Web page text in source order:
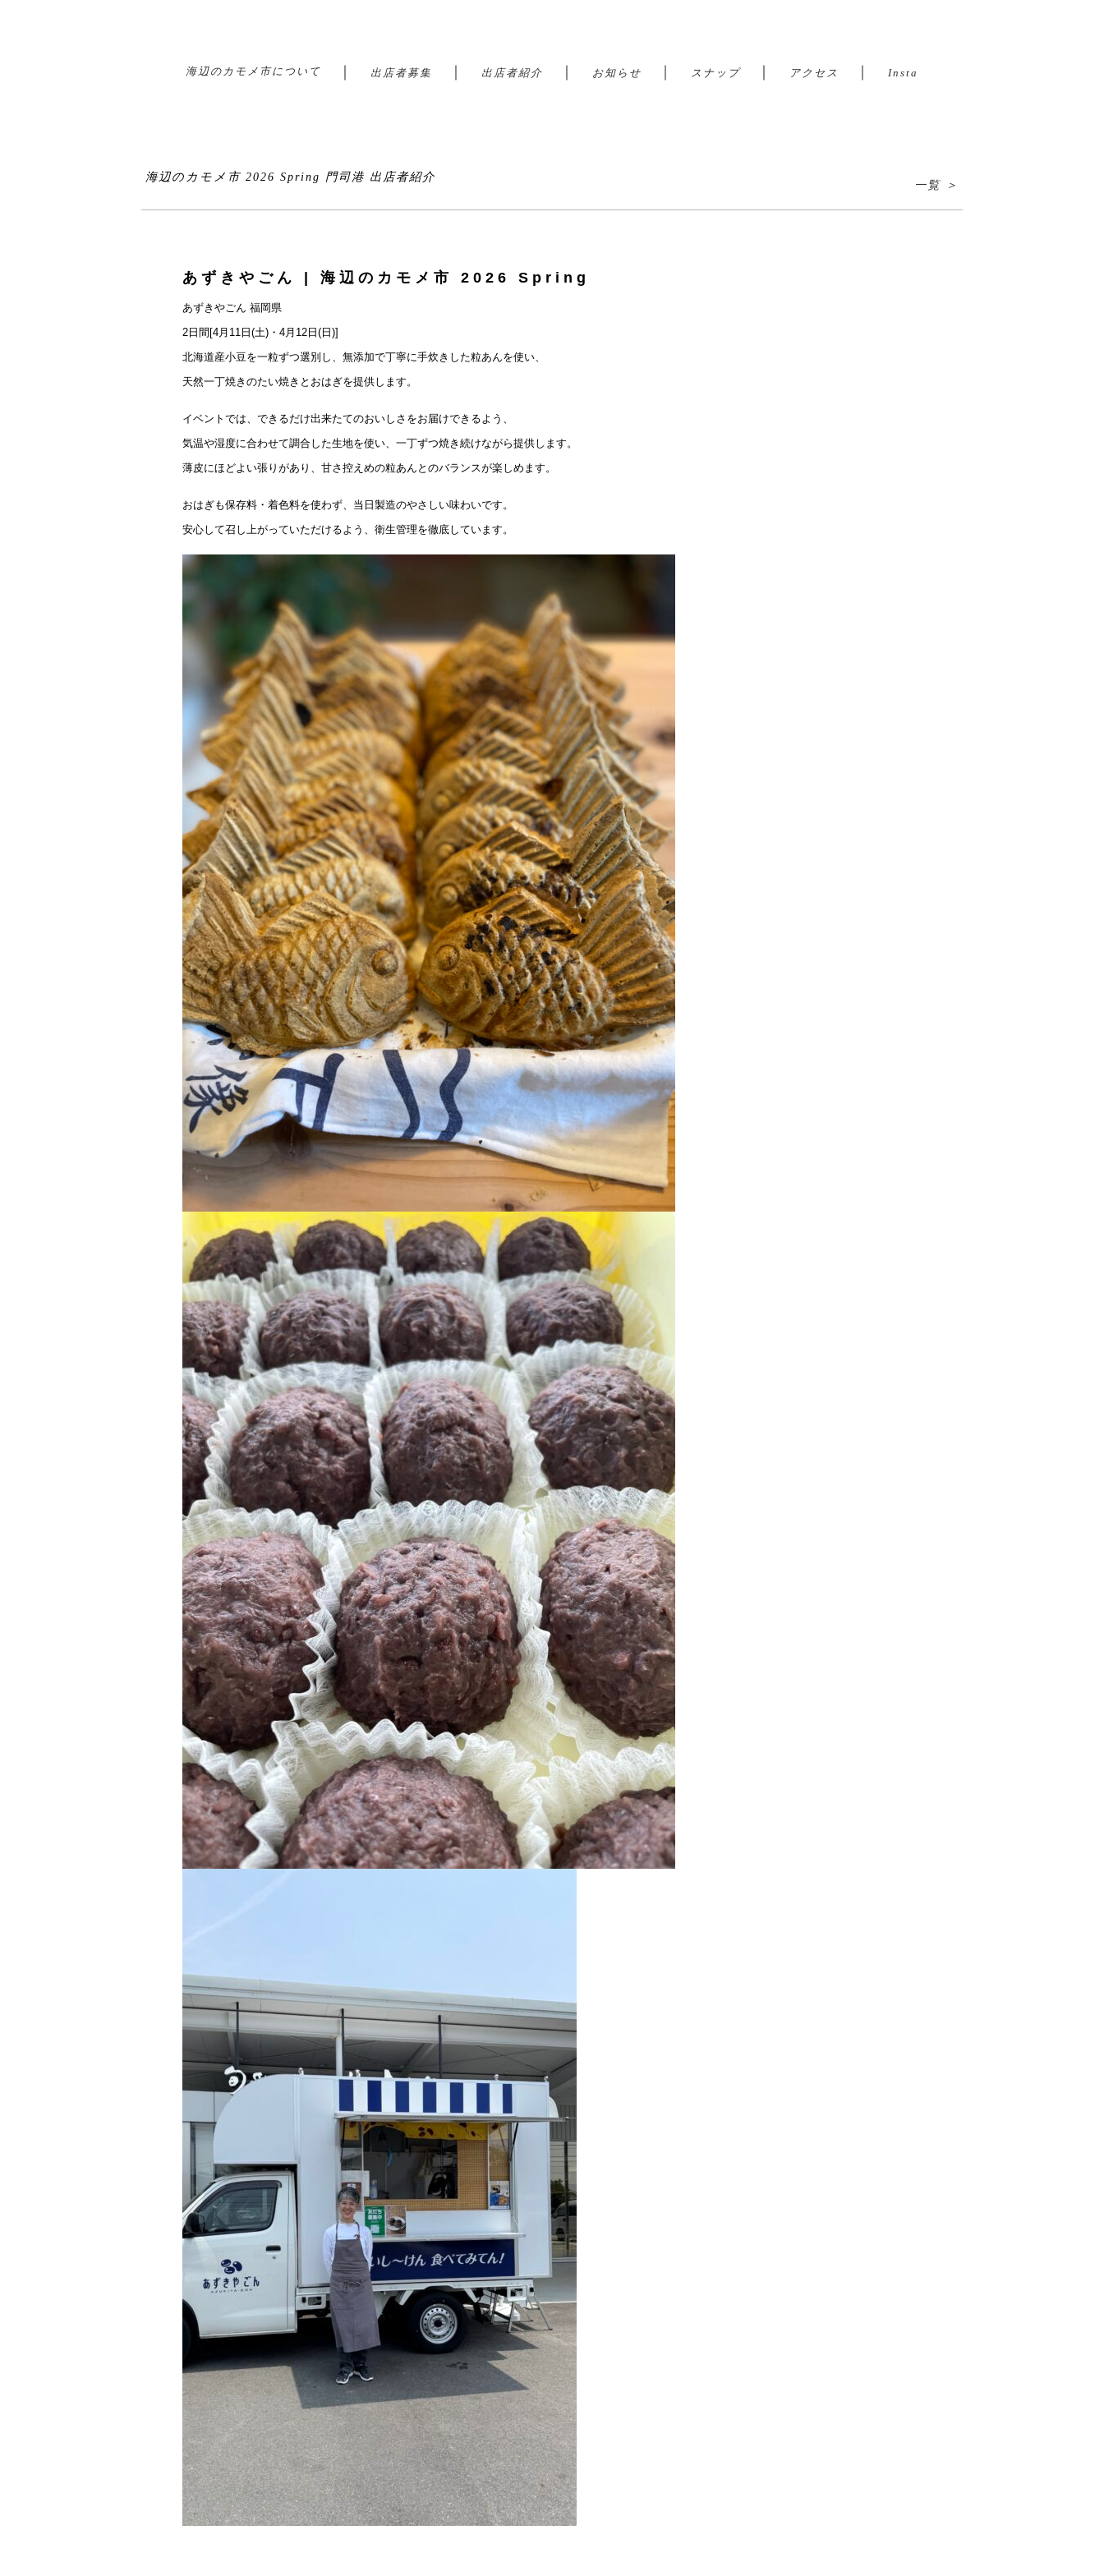
海辺のカモメ市について 出店者募集 出店者紹介 お知らせ スナップ｜ アクセス Insta
海辺のカモメ市 2026 Spring 門司港 出店者紹介
一覧 ＞
あずきやごん | 海辺のカモメ市 2026 Spring
あずきやごん 福岡県
2日間[4月11日(土)・4月12日(日)]
北海道産小豆を一粒ずつ選別し、無添加で丁寧に手炊きした粒あんを使い、
天然一丁焼きのたい焼きとおはぎを提供します。
イベントでは、できるだけ出来たてのおいしさをお届けできるよう、
気温や湿度に合わせて調合した生地を使い、一丁ずつ焼き続けながら提供します。
薄皮にほどよい張りがあり、甘さ控えめの粒あんとのバランスが楽しめます。
おはぎも保存料・着色料を使わず、当日製造のやさしい味わいです。
安心して召し上がっていただけるよう、衛生管理を徹底しています。